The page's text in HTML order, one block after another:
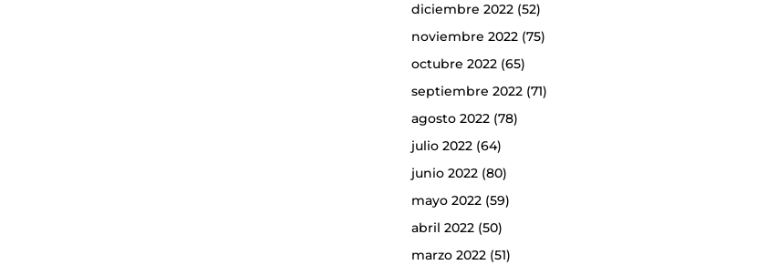
diciembre 2022(52)
noviembre 2022(75)
octubre 2022(65)
septiembre 2022(71)
agosto 2022(78)
julio 2022(64)
junio 2022(80)
mayo 2022(59)
abril 2022(50)
marzo 2022(51)